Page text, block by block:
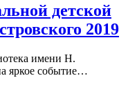
детской
2019
имени Н.
яркое событие…